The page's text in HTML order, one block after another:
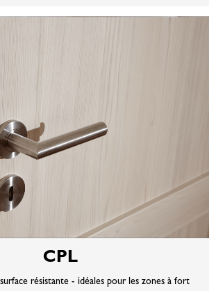
CPL
résistante - idéales pour les zones à fort